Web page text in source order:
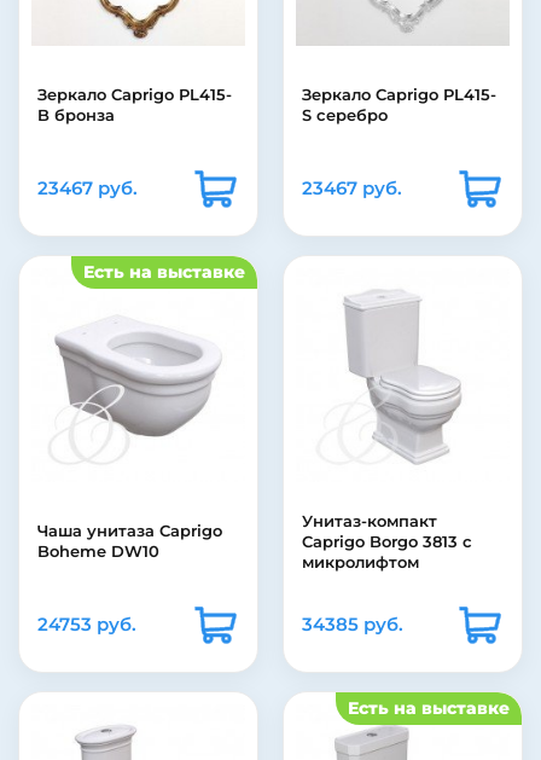
Зеркало Caprigo PL415-
B бронза
23467 руб.
Зеркало Caprigo PL415-
S серебро
23467 руб.
Есть на выставке
Чаша унитаза Caprigo
Boheme DW10
24753 руб.
Унитаз-компакт
Caprigo Borgo 3813 с
микролифтом
34385 руб.
Есть на выставке